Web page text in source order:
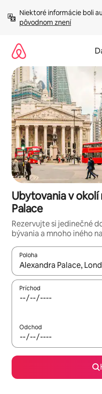
obsah.
Niektoré informácie boli
pôvodnom znení
Ubytovania v
Palace
Rezervujte si jedinečné
bývania a mnoho iného
Poloha
Keď budú výsledky k
Príchod
Odchod